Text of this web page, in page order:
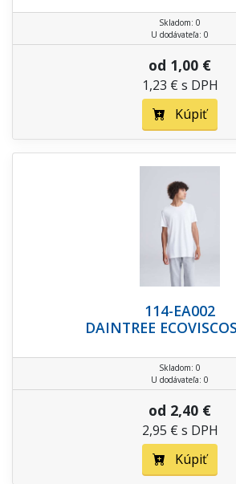
Skladom: 0
U dodávateľa: 0
od 1,00 €
1,23 € s DPH
Kúpiť
114-EA002
DAINTREE
Skladom: 0
U dodávateľa: 0
od 2,40 €
2,95 € s DPH
Kúpiť